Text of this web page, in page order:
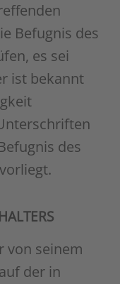
Befugnis des
es sei
ist bekannt
des
von seinem
der in